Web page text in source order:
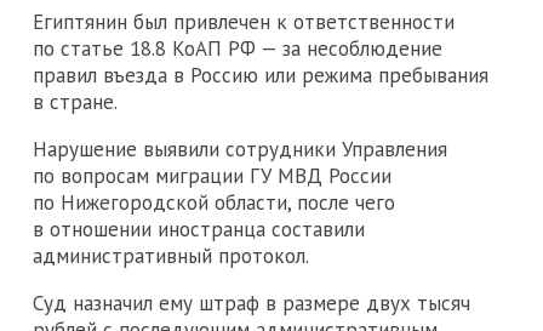
Египтянин был привлечен к ответственности
по статье 18.8 КоАП РФ — за несоблюдение
правил въезда в Россию или режима пребывания
в стране.
Нарушение выявили сотрудники Управления
по вопросам миграции ГУ МВД России
по Нижегородской области, после чего
в отношении иностранца составили
административный протокол.
Суд назначил ему штраф в размере двух тысяч